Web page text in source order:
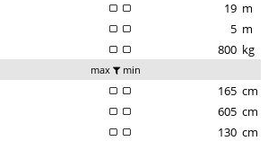
19 m
5 m
800 kg
max min
165 cm
605 cm
130 cm